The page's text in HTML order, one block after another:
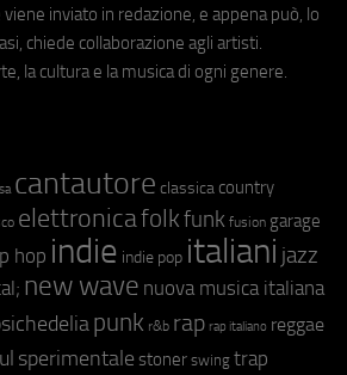
inviato in redazione, e appena può, lo
chiede collaborazione agli artisti.
la cultura e la musica di ogni genere.
cantautore classica country
elettronicafolkfunk fusion garage
hop indie indie pop italiani jazz
new wave nuova musica italiana
punk r&b rap rap italiano reggae
sperimentale stoner swing trap